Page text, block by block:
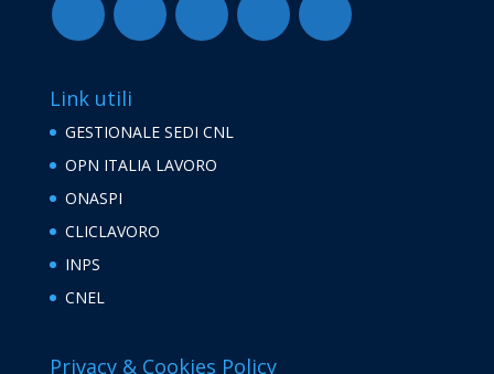
Link utili
GESTIONALE SEDI CNL
OPN ITALIA LAVORO
ONASPI
CLICLAVORO
INPS
CNEL
Privacy & Cookies Policy